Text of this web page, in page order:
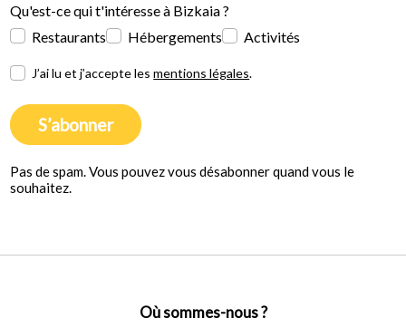
Qu'est-ce qui t'intéresse à Bizkaia ?
Restaurants
Hébergements Activités
J’ai lu et j’accepte lesmentions légales.
S’abonner
Pas de spam. Vous pouvez vous désabonner quand vous le
souhaitez.
Où sommes-nous ?